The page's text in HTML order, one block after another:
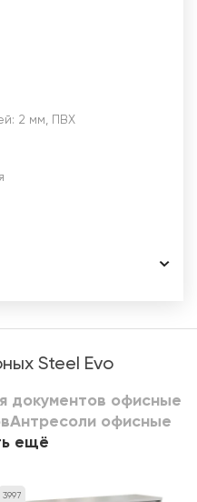
2 мм, ПВХ
Steel Evo
документов офисные
Антресоли офисные
ещё
3997